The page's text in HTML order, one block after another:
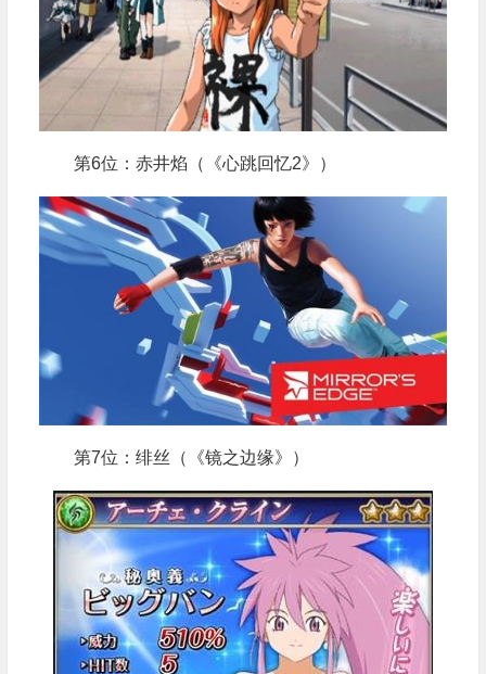
第6位：赤井焰（《心跳回忆2》）
第7位：绯丝（《镜之边缘》）